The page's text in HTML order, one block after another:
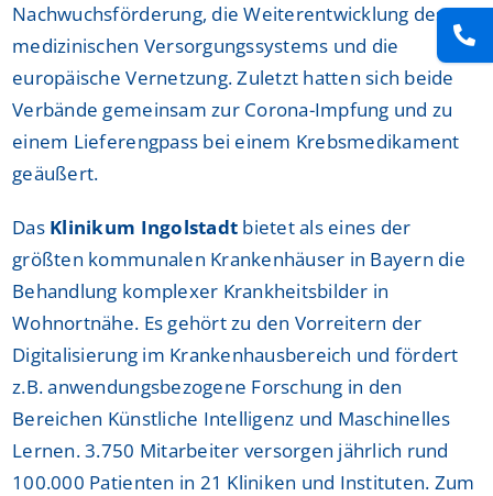
Nachwuchsförderung, die Weiterentwicklung des
medizinischen Versorgungssystems und die
europäische Vernetzung. Zuletzt hatten sich beide
Verbände gemeinsam zur Corona-Impfung und zu
einem Lieferengpass bei einem Krebsmedikament
geäußert.
Das Klinikum Ingolstadt bietet als eines der
größten kommunalen Krankenhäuser in Bayern die
Behandlung komplexer Krankheitsbilder in
Wohnortnähe. Es gehört zu den Vorreitern der
Digitalisierung im Krankenhausbereich und fördert
z.B. anwendungsbezogene Forschung in den
Bereichen Künstliche Intelligenz und Maschinelles
Lernen. 3.750 Mitarbeiter versorgen jährlich rund
100.000 Patienten in 21 Kliniken und Instituten. Zum